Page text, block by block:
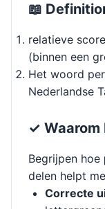
📖
relatieve
(binnen een
Het woord
Nederlandse
✓ Waarom
Begrijpen hoe
delen helpt
Correcte